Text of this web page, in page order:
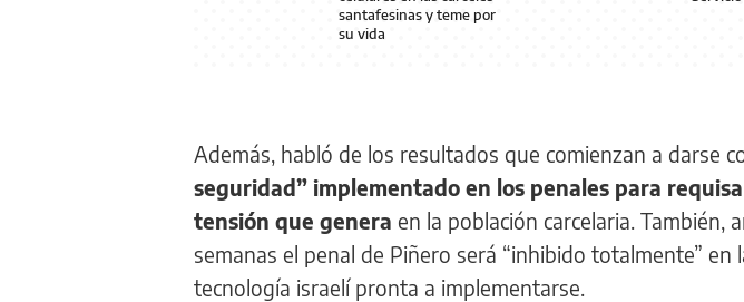
santafesinas y teme por
su vida
Además, habló de los resultados que comienzan a darse
seguridad” implementado en los penales para
tensión que genera en la población carcelaria. También,
semanas el penal de Piñero será “inhibido totalmente” en
tecnología israelí pronta a implementarse.